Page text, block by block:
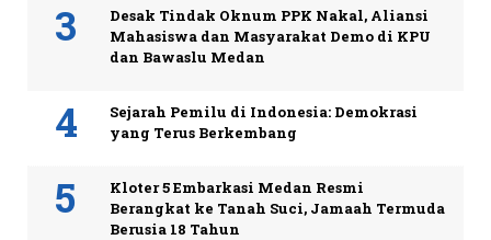
Desak Tindak Oknum PPK Nakal, Aliansi
Mahasiswa dan Masyarakat Demo di KPU
dan Bawaslu Medan
Sejarah Pemilu di Indonesia: Demokrasi
yang Terus Berkembang
Kloter 5 Embarkasi Medan Resmi
Berangkat ke Tanah Suci, Jamaah Termuda
Berusia 18 Tahun